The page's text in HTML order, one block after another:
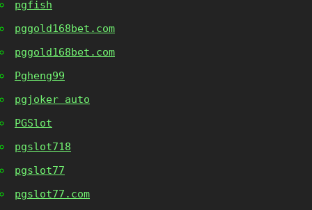
pgfish
pggold168bet.com
pggold168bet.com
Pgheng99
pgjoker auto
PGSlot
pgslot718
pgslot77
pgslot77.com